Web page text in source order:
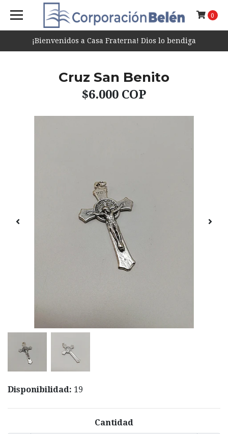
¡Bienvenidos a Casa Fraterna! Dios lo bendiga
0
Cruz San Benito
$6.000 COP
Disponibilidad: 19
Cantidad